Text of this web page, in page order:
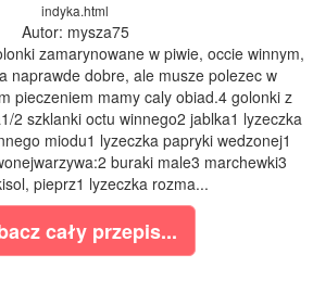
indyka.html
Autor: mysza75
zamarynowane w piwie, occie winnym,
naprawde dobre, ale musze polezec w
pieczeniem mamy caly obiad.4 golonki z
2 szklanki octu winnego2 jablka1 lyzeczka
miodu1 lyzeczka papryki wedzonej1
buraki male3 marchewki3
pieprz1 lyzeczka rozma...
cały przepis...